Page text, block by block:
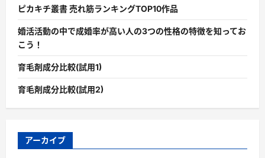
ピカキチ叢書 売れ筋ランキングTOP10作品
婚活活動の中で成婚率が高い人の3つの性格の特徴を知ってお
こう！
育毛剤成分比較(試用1)
育毛剤成分比較(試用2)
アーカイブ